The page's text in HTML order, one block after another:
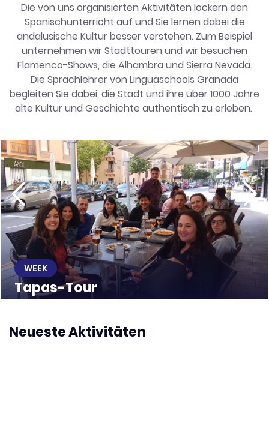
Die von uns organisierten Aktivitäten lockern den
Spanischunterricht auf und Sie lernen dabei die
andalusische Kultur besser verstehen. Zum Beispiel
unternehmen wir Stadttouren und wir besuchen
Flamenco-Shows, die Alhambra und Sierra Nevada.
Die Sprachlehrer von Linguaschools Granada
begleiten Sie dabei, die Stadt und ihre über 1000 Jahre
alte Kultur und Geschichte authentisch zu erleben.
WEEK
Tapas-Tour
Neueste Aktivitäten